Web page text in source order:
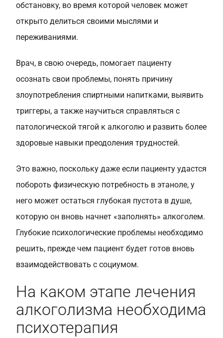
обстановку, во время которой человек может
открыто делиться своими мыслями и
переживаниями.
Врач, в свою очередь, помогает пациенту
осознать свои проблемы, понять причину
злоупотребления спиртными напитками, выявить
триггеры, а также научиться справляться с
патологической тягой к алкоголю и развить более
здоровые навыки преодоления трудностей.
Это важно, поскольку даже если пациенту удастся
побороть физическую потребность в этаноле, у
него может остаться глубокая пустота в душе,
которую он вновь начнет «заполнять» алкоголем.
Глубокие психологические проблемы необходимо
решить, прежде чем пациент будет готов вновь
взаимодействовать с социумом.
На каком этапе лечения
алкоголизма необходима
психотерапия